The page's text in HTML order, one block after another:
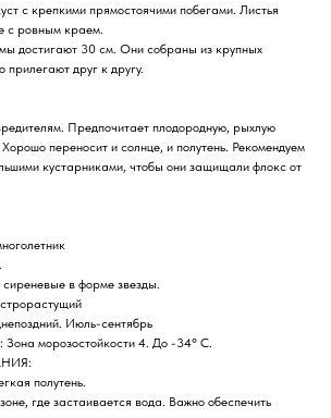
с крепкими прямостоячими побегами. Листья
с ровным краем.
достигают 30 см. Они собраны из крупных
прилегают друг к другу.
Предпочитает плодородную, рыхлую
переносит и солнце, и полутень. Рекомендуем
кустарниками, чтобы они защищали флокс от
в форме звезды.
Июль-сентябрь
морозостойкости 4. До -34° C.
полутень.
где застаивается вода. Важно обеспечить